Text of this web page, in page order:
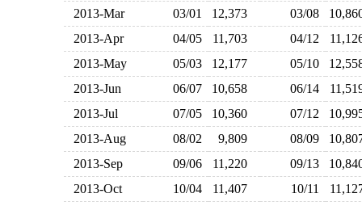
2013-Mar
03/01 12,373 03/08
2013-Apr
04/05 11,703 04/12
2013-May
05/03 12,177 05/10
2013-Jun
06/07 10,658 06/14
2013-Jul
07/05 10,360 07/12
2013-Aug
08/02 9,809 08/09
2013-Sep
09/06 11,220 09/13
2013-Oct
10/04 11,407 10/11